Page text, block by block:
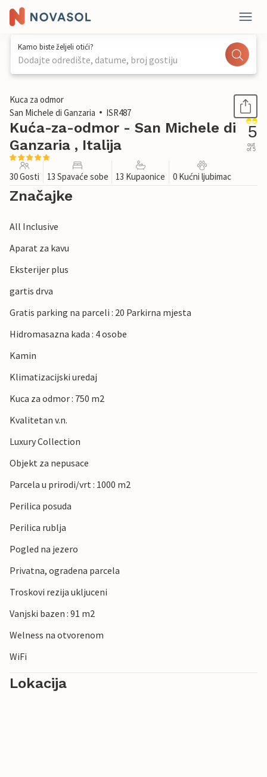
Kamo biste željeli otići?
Dodajte odredište, datume, broj gostiju
1 / 44
Kuca za odmor
San Michele di Ganzaria
ISR487
Kuća-za-odmor - San Michele di
Ganzaria , Italija
5
out
of 5
30 Gosti 13 Spavaće sobe 13 Kupaonice 0 Kućni ljubimac
Značajke
All Inclusive
Aparat za kavu
Eksterijer plus
gartis drva
Gratis parking na parceli : 20 Parkirna mjesta
Hidromasazna kada : 4 osobe
Kamin
Klimatizacijski uredaj
Kuca za odmor : 750 m2
Kvalitetan v.n.
Luxury Collection
Objekt za nepusace
Parcela u prirodi/vrt : 1000 m2
Perilica posuda
Perilica rublja
Pogled na jezero
Privatna, ogradena parcela
Troskovi rezija ukljuceni
Vanjski bazen : 91 m2
Welness na otvorenom
WiFi
Lokacija